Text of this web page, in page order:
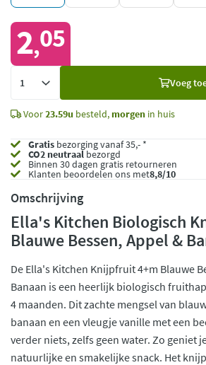
2,05
Voeg
Voor23.59u besteld, morgen in huis
Gratis bezorging vanaf 35,- *
CO2 neutraalbezorgd
Binnen 30 dagen gratis retourneren
Klanten beoordelen ons met8,8/10
Omschrijving
Ella's Kitchen Biologisch
Blauwe Bessen, Appel &
De Ella's Kitchen Knijpfruit 4+m Blauwe
Banaan is een heerlijk biologisch
4 maanden. Dit zachte mengsel van
banaan en een vleugje vanille met een
verder niets, zelfs geen water. Zo geniet
natuurlijke en smakelijke snack. Het